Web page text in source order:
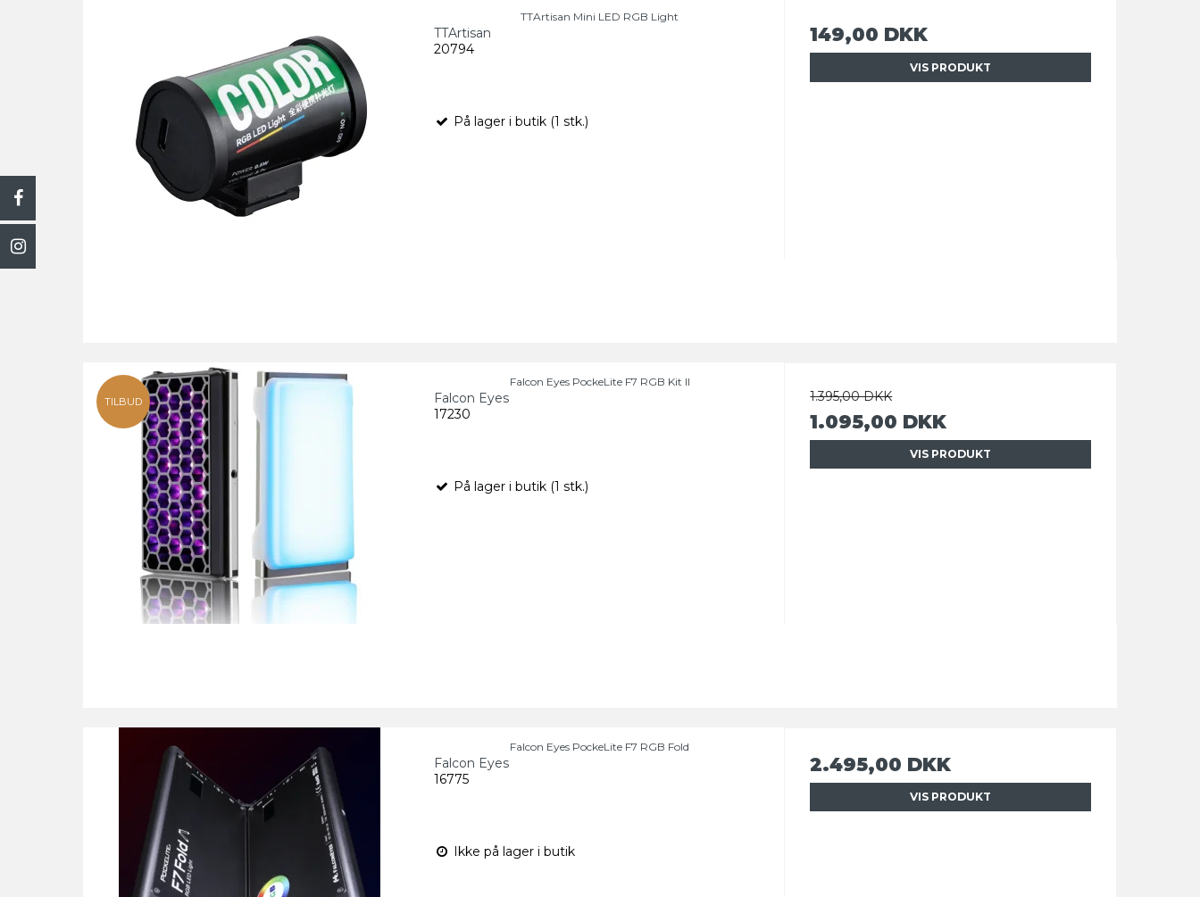
TTArtisan Mini LED RGB Light
TTArtisan
20794
På lager i butik (1 stk.)
149,00 DKK
VIS PRODUKT
TILBUD
Falcon Eyes PockeLite F7 RGB Kit ll
Falcon Eyes
17230
På lager i butik (1 stk.)
1.395,00 DKK
1.095,00 DKK
VIS PRODUKT
Falcon Eyes PockeLite F7 RGB Fold
Falcon Eyes
16775
Ikke på lager i butik
2.495,00 DKK
VIS PRODUKT